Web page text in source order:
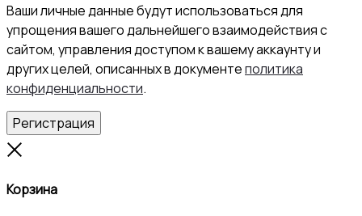
Ваши личные данные будут использоваться для
упрощения вашего дальнейшего взаимодействия с
сайтом, управления доступом к вашему аккаунту и
других целей, описанных в документеполитика
конфиденциальности.
Регистрация
Корзина